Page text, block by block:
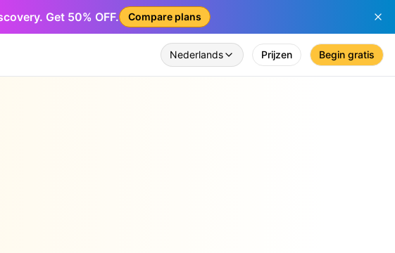
Get 50% OFF. Compare plans
Nederlands Prijzen Begin gratis